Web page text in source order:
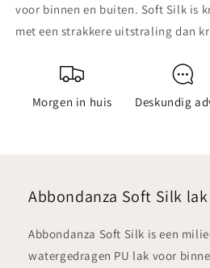
voor binnen en buiten. Soft Silk is
met een strakkere uitstraling dan
Morgen in huis Deskundig
Abbondanza Soft Silk lak
Abbondanza Soft Silk is een
watergedragen PU lak voor